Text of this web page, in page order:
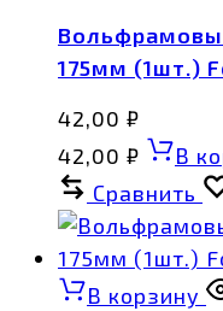
175мм (1шт.)
42,00 ₽
42,00 ₽ В
Сравнить
В корзину